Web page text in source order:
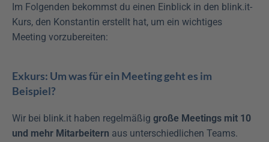
Im Folgenden bekommst du einen Einblick in den blink.it-
Kurs, den Konstantin erstellt hat, um ein wichtiges
Meeting vorzubereiten:
Exkurs: Um was für ein Meeting geht es im
Beispiel?
Wir bei blink.it haben regelmäßig große Meetings mit 10
und mehr Mitarbeitern aus unterschiedlichen Teams.